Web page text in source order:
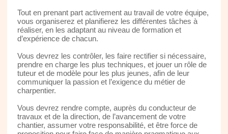
Tout en prenant part activement au travail de votre équipe,
vous organiserez et planifierez les différentes tâches à
réaliser, en les adaptant au niveau de formation et
d’expérience de chacun.
Vous devrez les contrôler, les faire rectifier si nécessaire,
prendre en charge les plus techniques, et jouer un rôle de
tuteur et de modèle pour les plus jeunes, afin de leur
communiquer la passion et l’exigence du métier de
charpentier.
Vous devrez rendre compte, auprès du conducteur de
travaux et de la direction, de l’avancement de votre
chantier, assumer votre responsabilité, et être force de